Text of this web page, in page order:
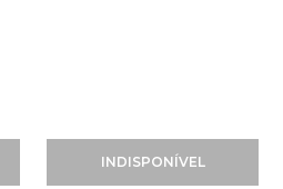
INDISPONÍVEL